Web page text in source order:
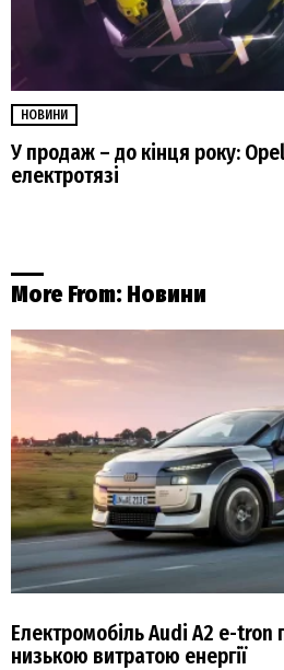
НОВИНИ
У продаж – до кінця року:
електротязі
More From: Новини
Електромобіль Audi A2 e-
низькою витратою енергії